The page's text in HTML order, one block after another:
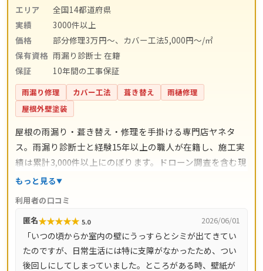
エリア
全国14都道府県
実績
3000件以上
価格
部分修理3万円～、カバー工法5,000円～/㎡
保有資格 雨漏り診断士 在籍
保証
10年間の工事保証
雨漏り修理 カバー工法 葺き替え
雨樋修理
屋根外壁塗装
屋根の雨漏り・葺き替え・修理を手掛ける専門店ヤネタ
ス。雨漏り診断士と経験15年以上の職人が在籍し、施工実
績は累計3,000件以上にのぼります。ドローン調査を含む現
地調査・お見積り・出張費は無料。瓦ずれ直し1,500円〜/
㎡と料金の目安が明確で、自社職人の直接施工により中間
マージンがかかりません。施工後は10年間の工事保証付
き。東京都・神奈川県・埼玉県・千葉県・茨城県・栃木
県・群馬県など全国14都道府県に対応し、LINE・メールは
もっと見る
利用者の口コミ
匿名★★★★★ 5.0 2026/06/01
「いつの頃からか室内の壁にうっすらとシミが出てきてい
たのですが、日常生活には特に支障がなかったため、つい
後回しにしてしまっていました。ところがある時、壁紙が